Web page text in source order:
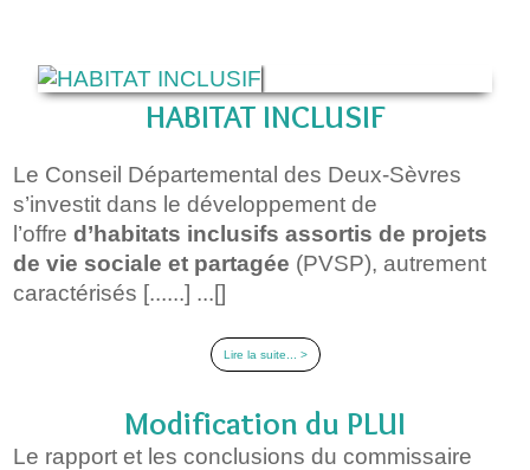
HABITAT INCLUSIF
Le Conseil Départemental des Deux-Sèvres
s’investit dans le développement de
l’offred’habitats inclusifs assortis de projets
de vie sociale et partagée (PVSP), autrement
caractérisés [......] ...[]
Lire la suite... >
Modification du PLUI
Le rapport et les conclusions du commissaire